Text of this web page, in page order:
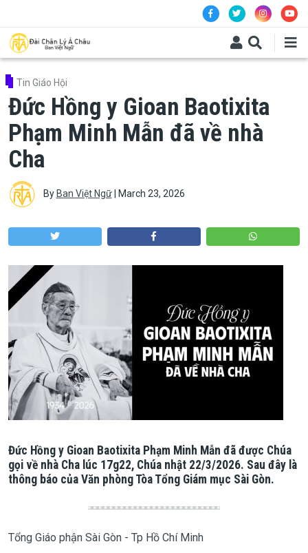
Tin Giáo Hội
Đức Hồng y Gioan Baotixita
Phạm Minh Mẫn đã về nhà
Cha
By Ban Việt Ngữ| March 23, 2026
Đức Hồng y Gioan Baotixita Phạm Minh Mẫn đã được Chúa
gọi về nhà Cha lúc 17g22, Chúa nhật 22/3/2026. Sau đây là
thông báo của Văn phòng Tòa Tổng Giám mục Sài Gòn.
Tổng Giáo phận Sài Gòn - Tp Hồ Chí Minh